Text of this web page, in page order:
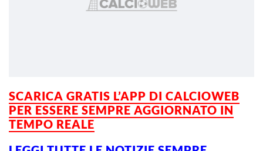
SCARICA GRATIS L’APP DI CALCIOWEB
PER ESSERE SEMPRE AGGIORNATO IN
TEMPO REALE